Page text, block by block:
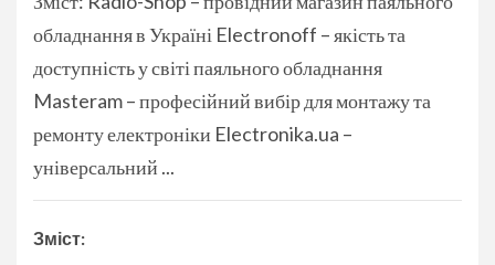
обладнання в Україні Electronoff – якість та
доступність у світі паяльного обладнання
Masteram – професійний вибір для монтажу та
ремонту електроніки Electronika.ua –
універсальний ...
Зміст: